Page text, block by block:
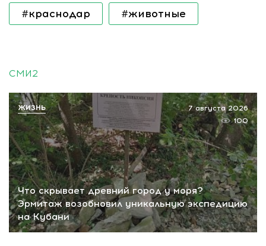
#краснодар #животные
СМИ2
Что скрывает древний город у моря?
Эрмитаж возобновил уникальную экспедицию
на Кубани
7 августа 2026
100
ЖИЗНЬ